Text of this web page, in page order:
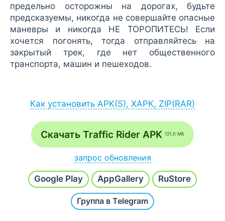
предельно осторожны на дорогах, будьте
предсказуемы, никогда не совершайте опасные
маневры и никогда НЕ ТОРОПИТЕСЬ! Если
хочется погонять, тогда отправляйтесь на
закрытый трек, где нет общественного
транспорта, машин и пешеходов.
Как установить APK(S), XAPK, ZIP(RAR)
после загрузки APK-файла запустите его
через браузер (Меню - Загрузки) или
если на экране появится сообщение
разрешить установку из неизвестных
источников, согласитесь;
после инсталляции откройте приложение /
Скачать Traffic Rider APK 121,0 МБ
запрос обновления
НапишитеХочу новую версиюи наш робот в
течение часа проверит и добавит последнюю
сборку.
Google Play AppGallery RuStore
Группа в Telegram